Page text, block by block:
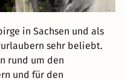
in Sachsen und als
sehr beliebt.
rund um den
und für den